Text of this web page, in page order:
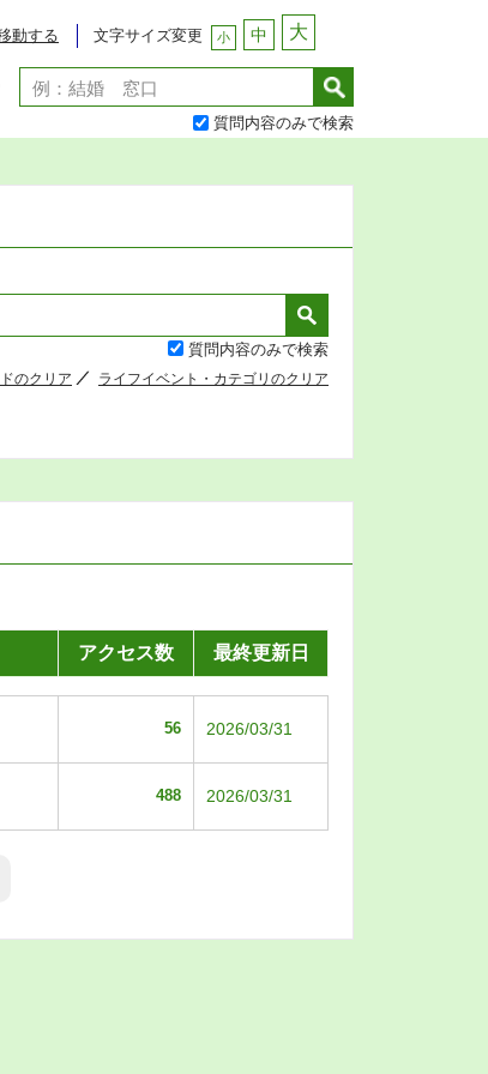
動する 文字サイズ変更 小 中 大
質問内容のみで検索
質問内容のみで検索
のクリア ライフイベント・カテゴリのクリア
アクセス数 最終更新日
56 2026/03/31
488 2026/03/31